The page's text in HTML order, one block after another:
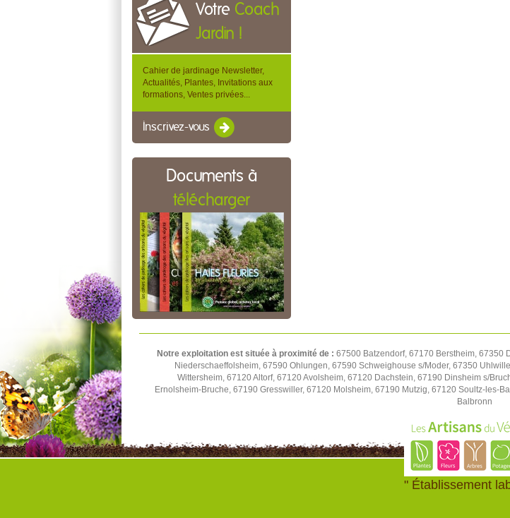
Votre Coach
Jardin !
Cahier de jardinage Newsletter,
Actualités, Plantes, Invitations aux
formations, Ventes privées...
Inscrivez-vous
Documents à
télécharger
Notre exploitation est située à proximité de : 67500 Batzendorf, 67170 Berstheim, 67350
Niederschaeffolsheim, 67590 Ohlungen, 67590 Schweighouse s/Moder, 67350
Wittersheim, 67120 Altorf, 67120 Avolsheim, 67120 Dachstein, 67190 Dinsheim s/
Ernolsheim-Bruche, 67190 Gresswiller, 67120 Molsheim, 67190 Mutzig, 67120 Soultz-les-
Balbronn
" Établissement